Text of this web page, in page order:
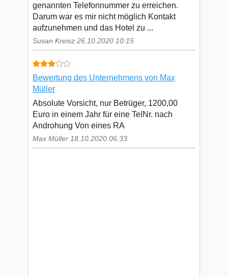
genannten Telefonnummer zu erreichen.
Darum war es mir nicht möglich Kontakt
aufzunehmen und das Hotel zu ...
Susan Kreisz 26.10.2020 10:15
Bewertung des Unternehmens von Max
Müller
Absolute Vorsicht, nur Betrüger, 1200,00
Euro in einem Jahr für eine TelNr. nach
Androhung Von eines RA
Max Müller 18.10.2020 06:33